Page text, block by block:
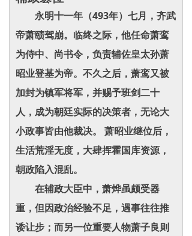
永明十一年（493年）七月，齐武
帝萧赜驾崩。临终之际，他任命萧鸾
为侍中、尚书令，负责辅佐皇太孙萧
昭业登基为帝。不久之后，萧鸾又被
加封为镇军将军，并赐予班剑二十
人，成为朝廷实际的决策者，无论大
小政事皆由他裁决。 萧昭业继位后，
生活荒淫无度，大肆挥霍国库资源，
朝政陷入混乱。
在辅政大臣中，萧烨虽颇受器
重，但因政治经验不足，遇事往往推
诿让步；而另一位重要人物萧子良则